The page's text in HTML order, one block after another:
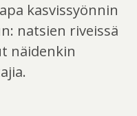
kasvissyönnin
natsien riveissä
näidenkin